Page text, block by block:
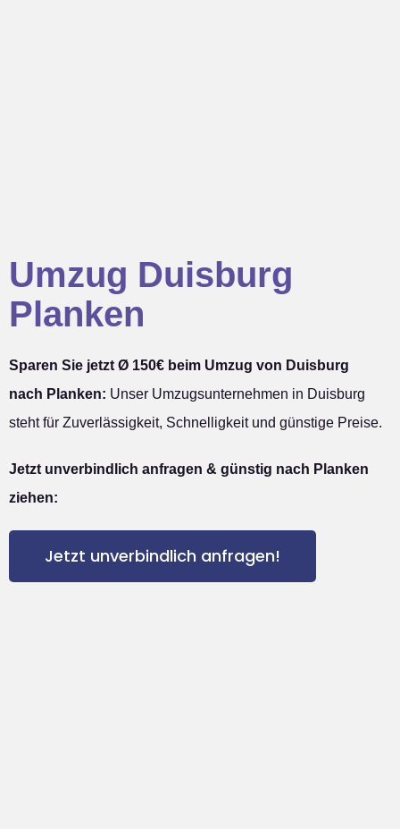
Umzug Duisburg
Planken
Sparen Sie jetzt Ø 150€ beim Umzug von Duisburg
nach Planken: Unser Umzugsunternehmen in Duisburg
steht für Zuverlässigkeit, Schnelligkeit und günstige Preise.
Jetzt unverbindlich anfragen & günstig nach Planken
ziehen:
Jetzt unverbindlich anfragen!